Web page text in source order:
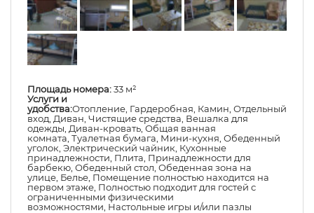
Площадь номера:33 м²
Услуги и
удобства:Отопление Гардеробная Камин Отдельный
вход Диван Чистящие средства Вешалка для
одежды Диван-кровать Общая ванная
комната Туалетная бумага Мини-кухня Обеденный
уголок Электрический чайник Кухонные
принадлежности Плита Принадлежности для
барбекю Обеденный стол Обеденная зона на
улице Белье Помещение полностью находится на
первом этаже Полностью подходит для гостей с
ограниченными физическими
возможностями Настольные игры и/или пазлы